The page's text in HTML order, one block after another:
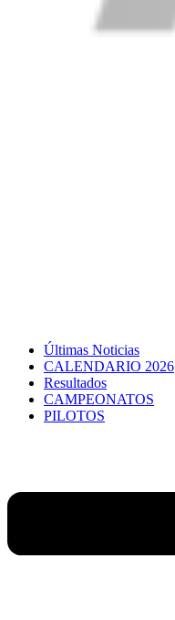
Últimas Noticias
CALENDARIO 2026
Resultados
CAMPEONATOS
PILOTOS